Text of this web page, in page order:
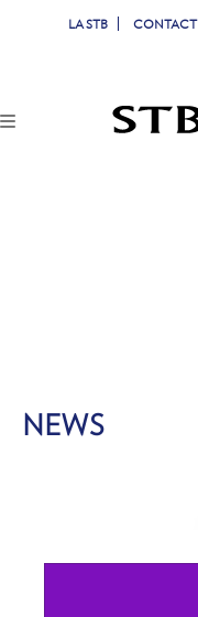
SIMULATEURS
LA STB CONTACT
NEWS